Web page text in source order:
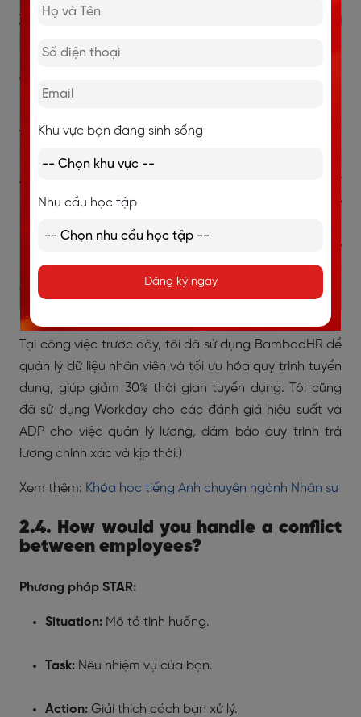
2.3. What HR tools or systems are you
proficient in?
Cách trả lời:
Minh chứng hiệu quả.
Ví dụ:
"I am proficient in using BambooHR, Workday, and
ADP. At my previous job, I used BambooHR for
managing employee data and streamlining the
hiring time. I also utilized Workday for performance
reviews and ADP for payroll management, ensuring
accurate and timely payroll processing."
(Tôi thành thạo sử dụng BambooHR, Workday và ADP.
Tại công việc trước đây, tôi đã sử dụng BambooHR để
quản lý dữ liệu nhân viên và tối ưu hóa quy trình tuyển
dụng, giúp giảm 30% thời gian tuyển dụng. Tôi cũng
đã sử dụng Workday cho các đánh giá hiệu suất và
ADP cho việc quản lý lương, đảm bảo quy trình trả
lương chính xác và kịp thời.)
Xem thêm: Khóa học tiếng Anh chuyên ngành Nhân sự
2.4. How would you handle a conflict
between employees?
Phương pháp STAR:
Situation: Mô tả tình huống.
Task: Nêu nhiệm vụ của bạn.
Action: Giải thích cách bạn xử lý.
Khu vực bạn đang sinh sống
Nhu cầu học tập
Đăng ký ngay